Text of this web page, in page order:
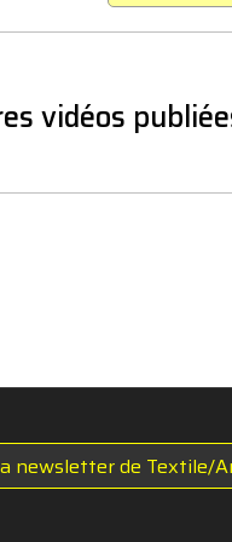
vidéos
newsletter de Textile/